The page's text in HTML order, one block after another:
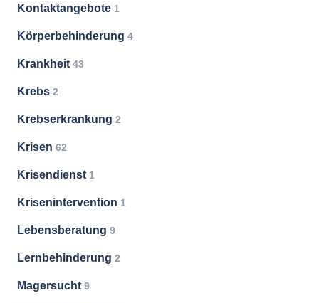
Kontaktangebote 1
Körperbehinderung 4
Krankheit 43
Krebs 2
Krebserkrankung 2
Krisen 62
Krisendienst 1
Krisenintervention 1
Lebensberatung 9
Lernbehinderung 2
Magersucht 9